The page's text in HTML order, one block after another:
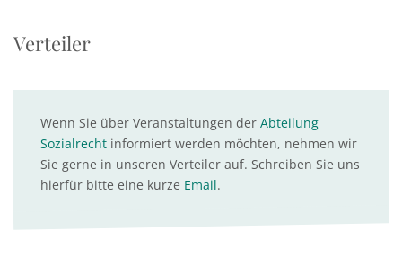
Verteiler
Wenn Sie über Veranstaltungen der Abteilung
Sozialrecht informiert werden möchten, nehmen wir
Sie gerne in unseren Verteiler auf. Schreiben Sie uns
hierfür bitte eine kurze Email.